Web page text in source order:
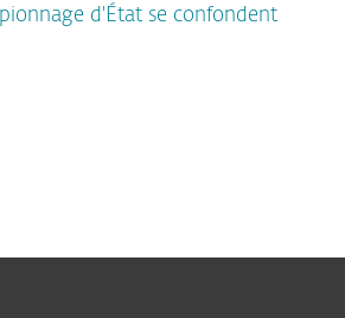
d'État se confondent